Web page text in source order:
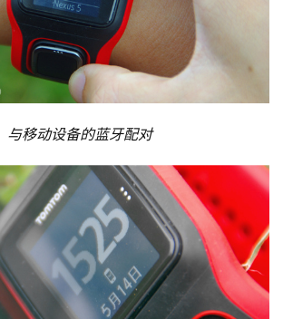
与移动设备的蓝牙配对